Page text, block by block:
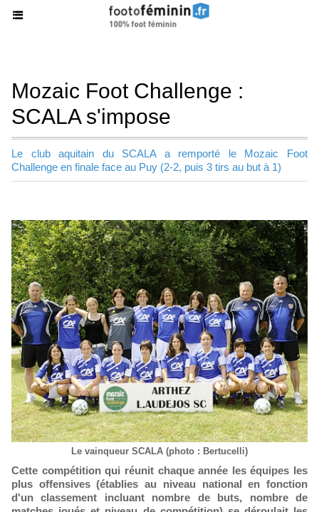
Mozaic Foot Challenge :
SCALA s'impose
Le club aquitain du SCALA a remporté le Mozaic Foot
Challenge en finale face au Puy (2-2, puis 3 tirs au but à 1)
Le vainqueur SCALA (photo : Bertucelli)
Cette compétition qui réunit chaque année les équipes les
plus offensives (établies au niveau national en fonction
d'un classement incluant nombre de buts, nombre de